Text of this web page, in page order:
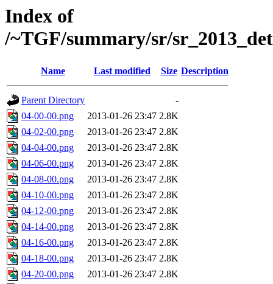
Index of
/~TGF/summary/sr/
Name Last modified Size Description
Parent Directory
-
04-00-00.png
2013-01-26 23:47 2.8K
04-02-00.png
2013-01-26 23:47 2.8K
04-04-00.png
2013-01-26 23:47 2.8K
04-06-00.png
2013-01-26 23:47 2.8K
04-08-00.png
2013-01-26 23:47 2.8K
04-10-00.png
2013-01-26 23:47 2.8K
04-12-00.png
2013-01-26 23:47 2.8K
04-14-00.png
2013-01-26 23:47 2.8K
04-16-00.png
2013-01-26 23:47 2.8K
04-18-00.png
2013-01-26 23:47 2.8K
04-20-00.png
2013-01-26 23:47 2.8K